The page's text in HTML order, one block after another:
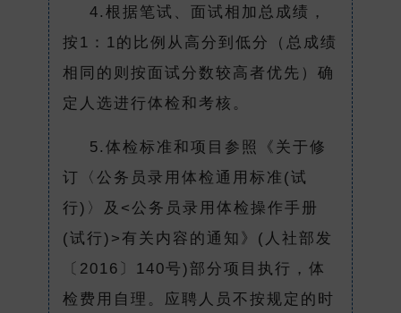
4.根据笔试、面试相加总成绩，
按1：1的比例从高分到低分（总成绩
相同的则按面试分数较高者优先）确
定人选进行体检和考核。
5.体检标准和项目参照《关于修
订〈公务员录用体检通用标准(试
行)〉及<公务员录用体检操作手册
(试行)>有关内容的通知》(人社部发
〔2016〕140号)部分项目执行，体
检费用自理。应聘人员不按规定的时